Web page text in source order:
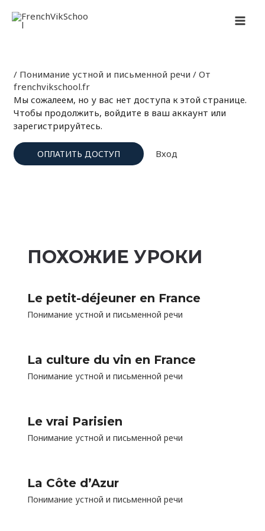
содержимому
/ Понимание устной и письменной речи / От
frenchvikschool.fr
Мы сожалеем, но у вас нет доступа к этой странице.
Чтобы продолжить, войдите в ваш аккаунт или
зарегистрируйтесь.
ОПЛАТИТЬ ДОСТУП Вход
по
записям
ПОХОЖИЕ УРОКИ
Le petit-déjeuner en France
Понимание устной и письменной речи
La culture du vin en France
Понимание устной и письменной речи
Le vrai Parisien
Понимание устной и письменной речи
La Côte d’Azur
Понимание устной и письменной речи